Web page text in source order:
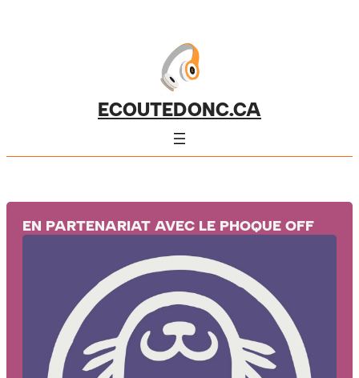
ECOUTEDONC.CA
EN PARTENARIAT AVEC LE PHOQUE OFF